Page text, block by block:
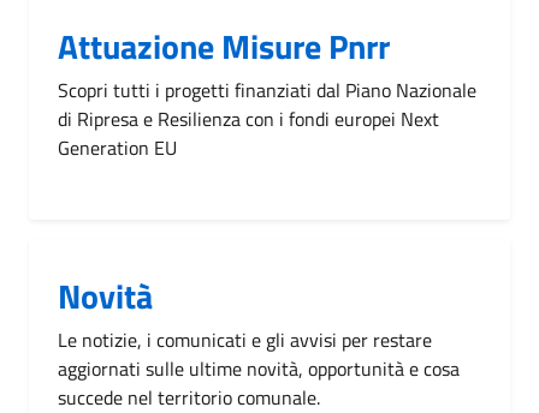
Attuazione Misure Pnrr
Scopri tutti i progetti finanziati dal Piano Nazionale
di Ripresa e Resilienza con i fondi europei Next
Generation EU
Novità
Le notizie, i comunicati e gli avvisi per restare
aggiornati sulle ultime novità, opportunità e cosa
succede nel territorio comunale.